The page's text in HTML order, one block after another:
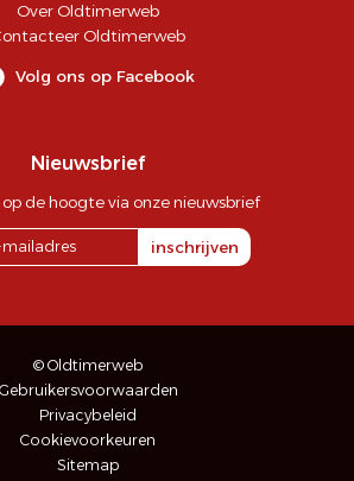
Over Oldtimerweb
Oldtimerweb
Volg ons op Facebook
Nieuwsbrief
de hoogte via onze nieuwsbrief
inschrijven
© Oldtimerweb
Gebruikersvoorwaarden
Privacybeleid
Cookievoorkeuren
Sitemap